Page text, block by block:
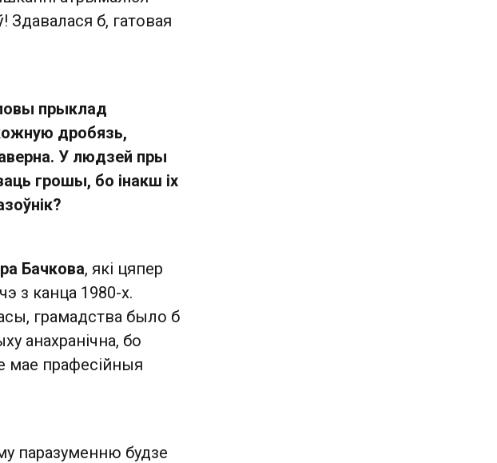
Здавалася б, гатовая
прыклад
дробязь,
У людзей пры
грошы, бо інакш іх
Бачкова, які цяпер
з канца 1980-х.
грамадства было б
анахранічна, бо
мае прафесійныя
паразуменню будзе